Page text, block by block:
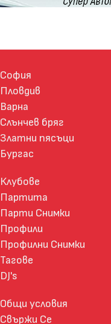
София
Пловдив
Варна
Слънчев бряг
Златни пясъци
Бургас
Клубове
Партита
Парти Снимки
Профили
Профилни Снимки
Тагове
DJ's
Общи условия
Свържи Се